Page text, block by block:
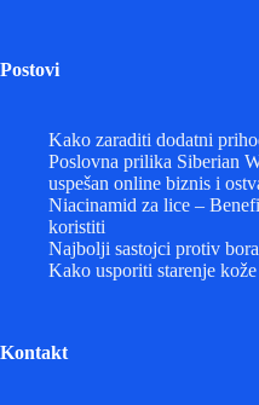
Postovi
Kako zaraditi dodatni
Poslovna prilika Siberian
uspešan online biznis i
Niacinamid za lice –
koristiti
Najbolji sastojci protiv bora
Kako usporiti starenje kože
Kontakt